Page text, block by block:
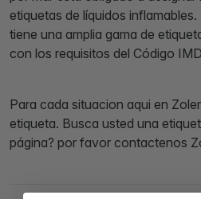
etiquetas de líquidos
tiene una amplia gama de
con los requisitos del Código
Para cada situacion aqui en
etiqueta. Busca usted una
página? por favor contactenos